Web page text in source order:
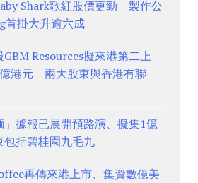
Shark歌紅股價更勁 製作公
首掛大升逾六成
Resources擬來港第二上
港元 兩大股東與香港有聯
」據報已展開預路演、擬集1億
括碧桂園九毛九
再傳來港上市、集資數億美